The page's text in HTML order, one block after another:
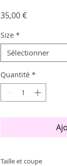
35,00 €Prix
Size *
Sélectionner
Quantité *
Taille et coupe